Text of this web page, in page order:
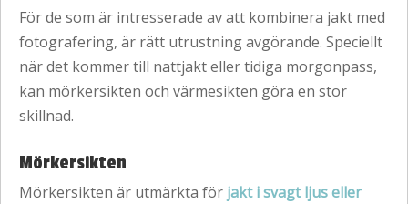
För de som är intresserade av att kombinera jakt med
fotografering, är rätt utrustning avgörande. Speciellt
när det kommer till nattjakt eller tidiga morgonpass,
kan mörkersikten och värmesikten göra en stor
skillnad.
Mörkersikten
Mörkersikten är utmärkta för jakt i svagt ljus eller